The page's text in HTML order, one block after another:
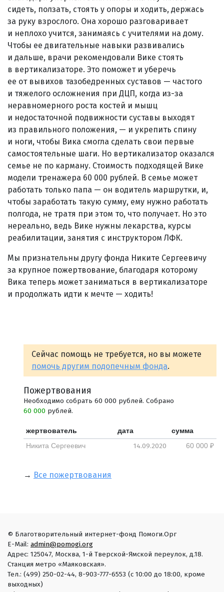
сидеть, ползать, стоять у опоры и ходить, держась
за руку взрослого. Она хорошо разговаривает
и неплохо учится, занимаясь с учителями на дому.
Чтобы ее двигательные навыки развивались
и дальше, врачи рекомендовали Вике стоять
в вертикализаторе. Это поможет и уберечь
ее от вывихов тазобедренных суставов — частого
и тяжелого осложнения при ДЦП, когда из-за
неравномерного роста костей и мышц
и недостаточной подвижности суставы выходят
из правильного положения, — и укрепить спину
и ноги, чтобы Вика смогла сделать свои первые
самостоятельные шаги. Но вертикализатор оказался
семье не по карману. Стоимость подходящей Вике
модели тренажера 60 000 рублей. В семье может
работать только папа — он водитель маршрутки, и,
чтобы заработать такую сумму, ему нужно работать
полгода, не тратя при этом то, что получает. Но это
нереально, ведь Вике нужны лекарства, курсы
реабилитации, занятия с инструктором ЛФК.
Мы признательны другу фонда Никите Сергеевичу
за крупное пожертвование, благодаря которому
Вика теперь может заниматься в вертикализаторе
и продолжать идти к мечте — ходить!
Сейчас помощь не требуется, но вы можете
помочь другим подопечным фонда.
Пожертвования
Необходимо собрать 60 000 рублей. Собрано
60 000 рублей.
жертвователь дата
сумма
Никита Сергеевич
14.09.2020 60 000 ₽
→ Все пожертвования
© Благотворительный интернет-фонд Помоги.Орг
E-Mail: admin@pomogi.org
Адрес: 125047, Москва, 1-й Тверской-Ямской переулок, д.18.
Станция метро «Маяковская».
Тел.: (499) 250-02-44, 8-903-777-6553 (с 10:00 до 18:00, кроме
выходных)